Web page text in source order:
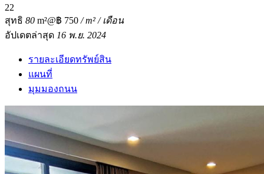
22
สุทธิ 80 m²@฿ 750 / m² / เดือน
อัปเดตล่าสุด 16 พ.ย. 2024
รายละเอียดทรัพย์สิน
แผนที่
มุมมองถนน